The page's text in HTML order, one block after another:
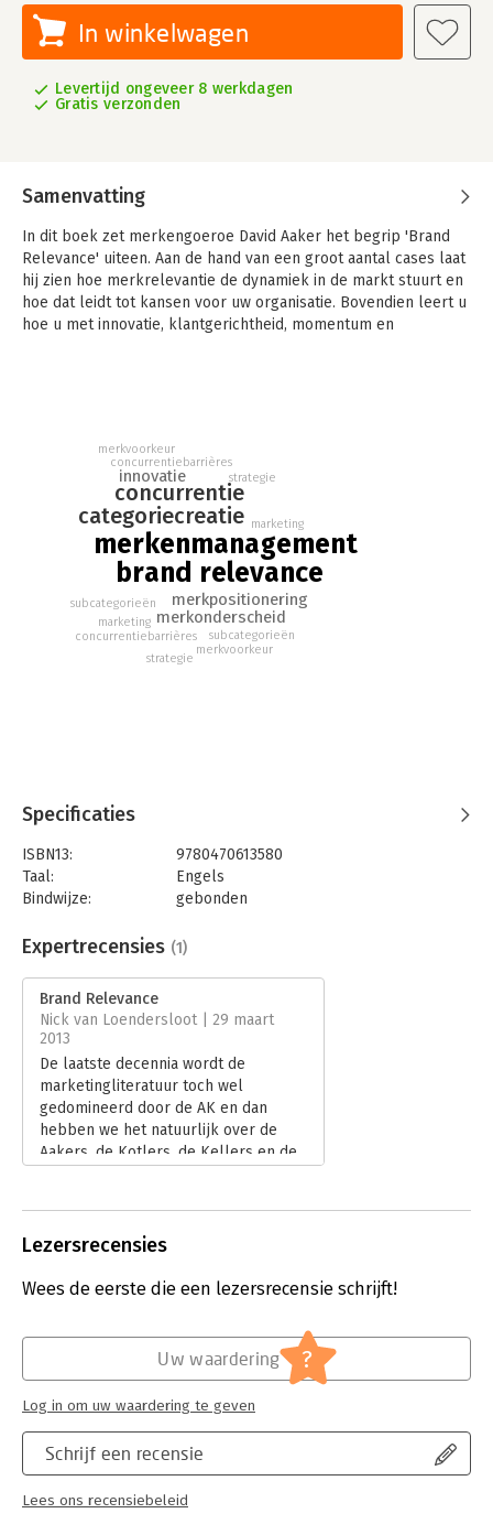
In winkelwagen
Levertijd ongeveer 8 werkdagen
Gratis verzonden
Samenvatting
In dit boek zet merkengoeroe David Aaker het begrip 'Brand
Relevance' uiteen. Aan de hand van een groot aantal cases laat
hij zien hoe merkrelevantie de dynamiek in de markt stuurt en
hoe dat leidt tot kansen voor uw organisatie. Bovendien leert u
hoe u met innovatie, klantgerichtheid, momentum en
merkenmanagement
brand relevance
categoriecreatie
concurrentie
merkpositionering
merkonderscheid
innovatie
concurrentiebarrières
strategie
subcategorieën
marketing
merkvoorkeur
concurrentiebarrières
strategie
subcategorieën
marketing
merkvoorkeur
Specificaties
ISBN13:
9780470613580
Taal:
Engels
Bindwijze:
gebonden
Uitgever:
John Wiley & Sons
Hoofdrubriek:
Expertrecensies (1)
Brand Relevance
Nick van Loendersloot | 29 maart
2013
De laatste decennia wordt de
marketingliteratuur toch wel
gedomineerd door de AK en dan
hebben we het natuurlijk over de
Aakers, de Kotlers, de Kellers en de
publicaties een herhaling van zetten,
thema. Maar soms komen er nieuwe
laatste geesteskind van Aaker na
Strong Brands en Brand Leadership
valt.
Lees verder
Lezersrecensies
Wees de eerste die een lezersrecensie schrijft!
Schrijf een recensie
Lees ons recensiebeleid
Uw waardering ?
Log in om uw waardering te geven